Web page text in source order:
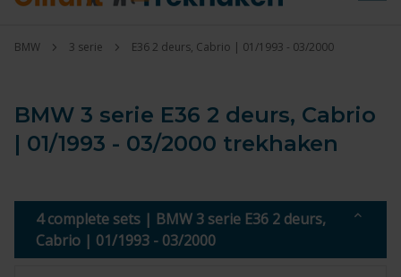
BMW 3 serie E36 2 deurs, Cabrio | 01/1993 - 03/2000
BMW 3 serie E36 2 deurs, Cabrio
| 01/1993 - 03/2000 trekhaken
4 complete sets | BMW 3 serie E36 2 deurs,
Cabrio | 01/1993 - 03/2000